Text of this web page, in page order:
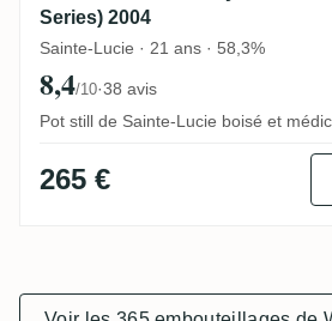
Series) 2004
Sainte-Lucie · 21 ans · 58,3%
8,4/10·38 avis
Pot still de Sainte-Lucie boisé et
265 €